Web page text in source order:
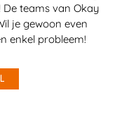
teams van Okay
je gewoon even
enkel probleem!